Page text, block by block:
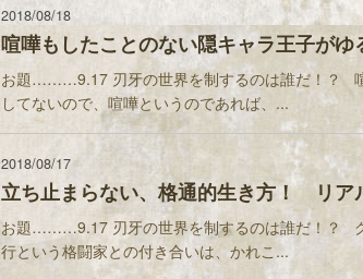
2018/08/18
喧嘩もしたことのない隠キャラ王子がゆ
お題………9.17 刃牙の世界を制するのは誰だ！？
してないので、喧嘩というのであれば、...
2018/08/17
立ち止まらない、格通的生き方！ リア
お題………9.17 刃牙の世界を制するのは誰だ！？
行という格闘家との付き合いは、かれこ...